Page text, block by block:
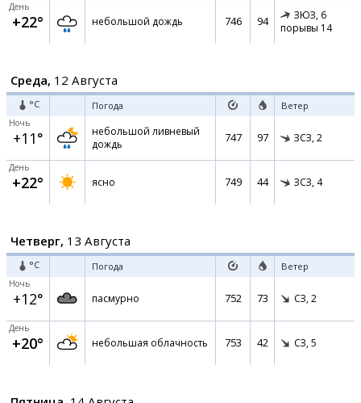
День
+22° небольшой дождь 746 94 ЗЮЗ, 6
порывы 14
Среда, 12 Августа
°C Погода Ветер
Ночь
+11°
небольшой ливневый
дождь
747 97 ЗСЗ, 2
День
+22° ясно 749 44 ЗСЗ, 4
Четверг, 13 Августа
°C Погода Ветер
Ночь
+12° пасмурно 752 73 СЗ, 2
День
+20° небольшая облачность 753 42 СЗ, 5